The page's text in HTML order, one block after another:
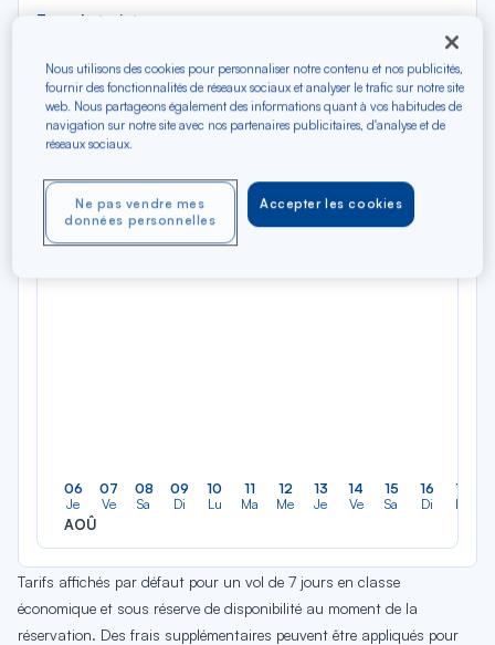
liste
Type de trajet
Filtrer Vider
Précédent
AOÛ 2026
N/A*
Aller / Retour — Économique
06
Je
AOÛ
07
Ve
08
Sa
09
Di
10
Lu
11
Ma
12
Me
13
Je
14
Ve
15
Sa
16
Di
17
Lu
Tarifs affichés par défaut pour un vol de 7 jours en classe
économique et sous réserve de disponibilité au moment de la
réservation. Des frais supplémentaires peuvent être appliqués pour
Nous utilisons des cookies pour personnaliser notre contenu et nos publicités,
fournir des fonctionnalités de réseaux sociaux et analyser le trafic sur notre site
web. Nous partageons également des informations quant à vos habitudes de
navigation sur notre site avec nos partenaires publicitaires, d'analyse et de
réseaux sociaux.
Accepter les cookies
Ne pas vendre mes
données personnelles